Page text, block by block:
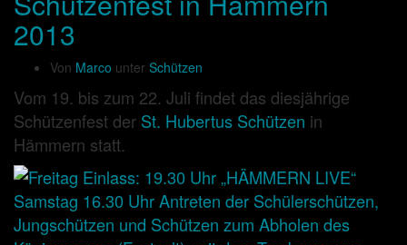
2013
Von Marco unter Schützen
Vom 19. bis zum 22. Juli findet das diesjährige
Schützenfest der St. Hubertus Schützen in
Hämmern statt.